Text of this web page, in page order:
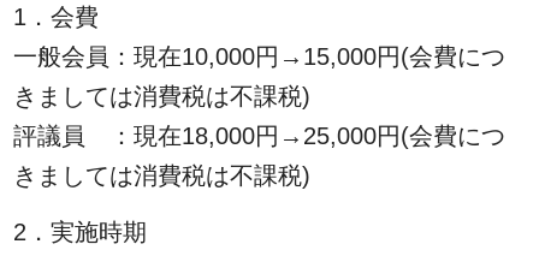
1．会費
一般会員：現在10,000円→15,000円(会費につ
きましては消費税は不課税)
評議員 ：現在18,000円→25,000円(会費につ
きましては消費税は不課税)
2．実施時期